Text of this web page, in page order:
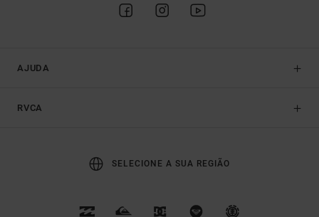
AJUDA
RVCA
SELECIONE A SUA REGIÃO